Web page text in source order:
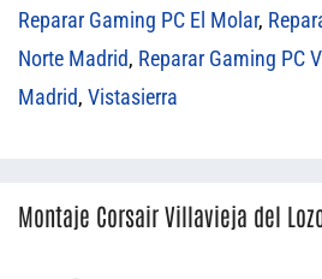
Reparar Gaming PC El Molar,
Norte Madrid, Reparar Gaming PC
Madrid, Vistasierra
Montaje Corsair Villavieja del